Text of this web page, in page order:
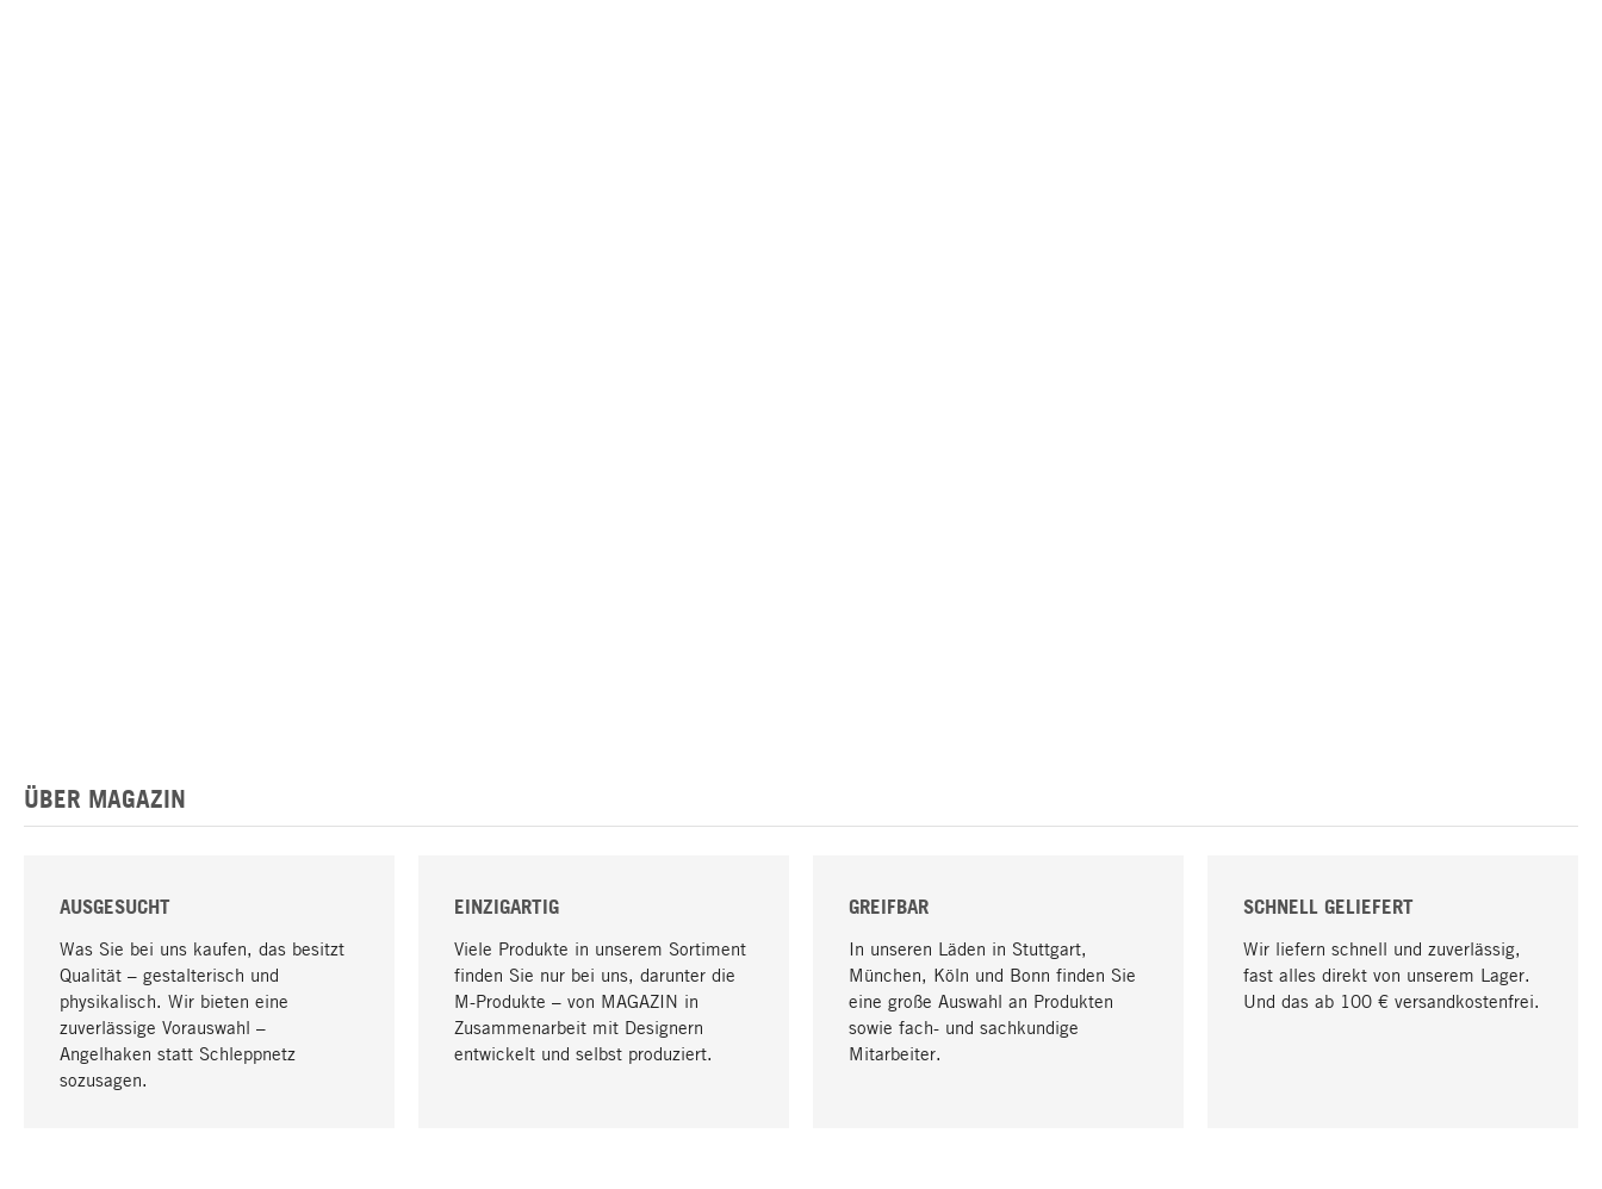
ÜBER MAGAZIN
AUSGESUCHT
Was Sie bei uns kaufen, das besitzt
Qualität – gestalterisch und
physikalisch. Wir bieten eine
zuverlässige Vorauswahl –
Angelhaken statt Schleppnetz
sozusagen.
EINZIGARTIG
Viele Produkte in unserem Sortiment
finden Sie nur bei uns, darunter die
M-Produkte – von MAGAZIN in
Zusammenarbeit mit Designern
entwickelt und selbst produziert.
GREIFBAR
In unseren Läden in Stuttgart,
München, Köln und Bonn finden Sie
eine große Auswahl an Produkten
sowie fach- und sachkundige
Mitarbeiter.
SCHNELL GELIEFERT
Wir liefern schnell und zuverlässig,
fast alles direkt von unserem Lager.
Und das ab 100 € versandkostenfrei.